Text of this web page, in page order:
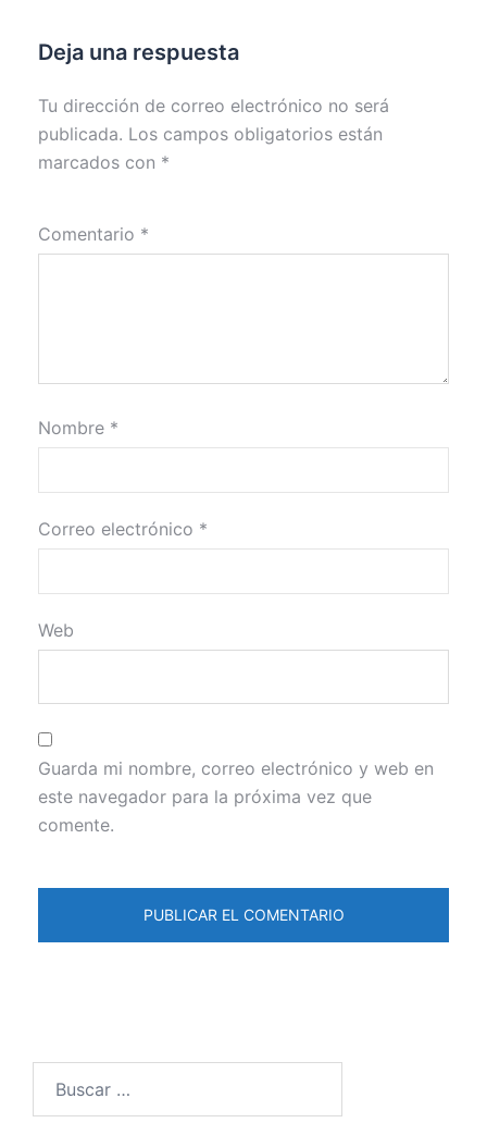
Deja una respuesta
Tu dirección de correo electrónico no será
publicada. Los campos obligatorios están
marcados con *
Comentario *
Nombre *
Correo electrónico *
Web
Guarda mi nombre, correo electrónico y web en
este navegador para la próxima vez que
comente.